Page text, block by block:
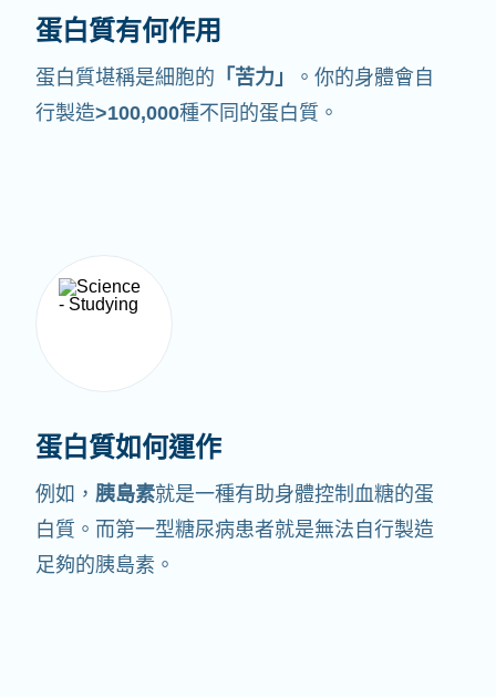
蛋白質有何作用
蛋白質堪稱是細胞的 「苦力」
。你的身體會自
行製造>100,000種不同的蛋白質。
蛋白質如何運作
例如， 胰島素就是一種有助身體控制血糖的蛋
白質。 而第一型糖尿病患者就是無法自行製造
足夠的胰島素。